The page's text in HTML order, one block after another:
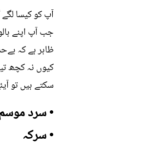
آپ کو کیسا
جب آپ اپنے
ظاہر ہے کہ
کیوں نہ کچھ
سکتے ہیں تو
• سرد
• سرکہ